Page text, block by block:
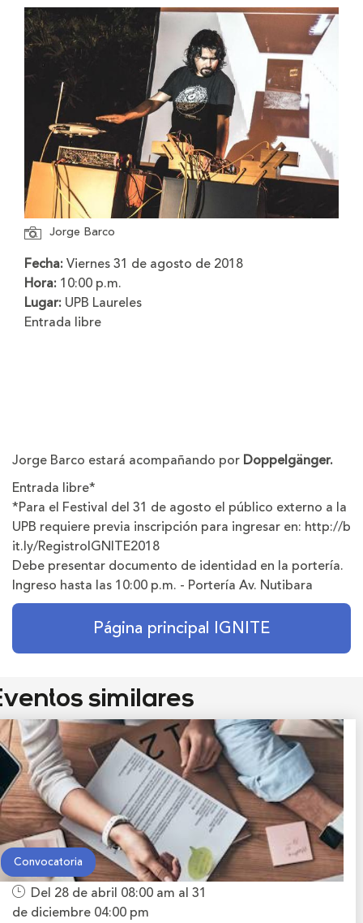
Jorge Barco
Fecha:Viernes 31 de agosto de 2018
Hora: 10:00 p.m.
Lugar: UPB Laureles
Entrada libre
Jorge Barco estará acompañando por Doppelgänger.
Entrada libre*
*Para el Festival del 31 de agosto el público externo a la
UPB requiere previa inscripción para ingresar en: http://b
it.ly/RegistroIGNITE2018
Debe presentar documento de identidad en la portería.
Ingreso hasta las 10:00 p.m. - Portería Av. Nutibara
Página principal IGNITE
similares
Convocatoria
Del 28 de abril 08:00 am al 31
de diciembre 04:00 pm